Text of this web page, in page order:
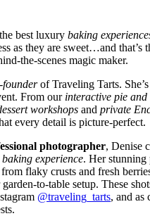
best luxury baking
as they are sweet…and that’s
the-scenes magic maker.
founderof Traveling Tarts.
From our interactive pie
workshops and private
every detail is picture-perfect.
photographer, Denise
experience. Her stunning
flaky crusts and fresh
to-table setup. These
@traveling_tarts, and as